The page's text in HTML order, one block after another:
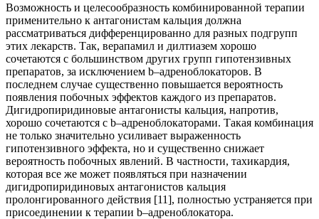
Возможность и целесообразность комбинированной терапии
применительно к антагонистам кальция должна
рассматриваться дифференцированно для разных подгрупп
этих лекарств. Так, верапамил и дилтиазем хорошо
сочетаются с большинством других групп гипотензивных
препаратов, за исключением b–адреноблокаторов. В
последнем случае существенно повышается вероятность
появления побочных эффектов каждого из препаратов.
Дигидропиридиновые антагонисты кальция, напротив,
хорошо сочетаются с b–адреноблокаторами. Такая комбинация
не только значительно усиливает выраженность
гипотензивного эффекта, но и существенно снижает
вероятность побочных явлений. В частности, тахикардия,
которая все же может появляться при назначении
дигидропиридиновых антагонистов кальция
пролонгированного действия [11], полностью устраняется при
присоединении к терапии b–адреноблокатора.